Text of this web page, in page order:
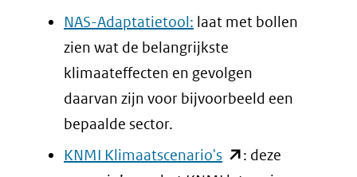
naar
een
andere
website)
NAS-Adaptatietool: laat met bollen
zien wat de belangrijkste
klimaateffecten en gevolgen
daarvan zijn voor bijvoorbeeld een
bepaalde sector.
KNMI Klimaatscenario's(opent
: deze